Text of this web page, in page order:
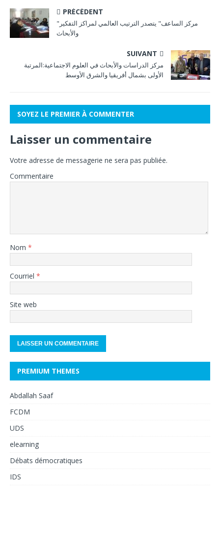
PRÉCÉDENT
"مركز الساعف" يتصدر الترتيب العالمي لمراكز التفكير
والأبحاث
SUIVANT
مركز الدراسات والأبحاث في العلوم الاجتماعية:المرتبة
الأولى بشمال أفريقيا والشرق الأوسط
SOYEZ LE PREMIER À COMMENTER
Laisser un commentaire
Votre adresse de messagerie ne sera pas publiée.
Commentaire
Nom *
Courriel *
Site web
PREMIUM THEMES
Abdallah Saaf
FCDM
UDS
elearning
Débats démocratiques
IDS